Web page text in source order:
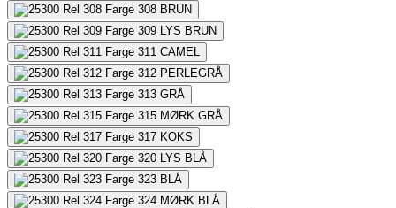
308 BRUN
309 LYS BRUN
311 CAMEL
312 PERLEGRÅ
313 GRÅ
315 MØRK GRÅ
317 KOKS
320 LYS BLÅ
323 BLÅ
324 MØRK BLÅ